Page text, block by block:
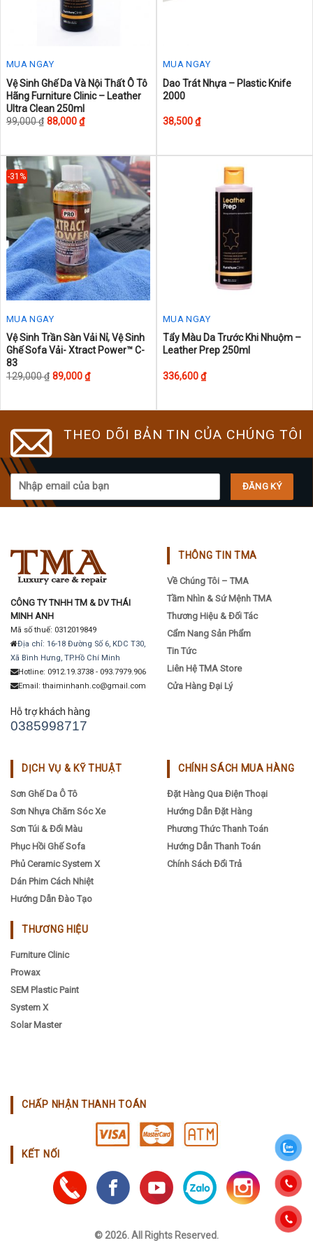
MUA NGAY
This
product
has
The
options
may
chosen
on
the
product
page
Vệ Sinh Ghế Da Và Nội Thất Ô Tô
Hãng Furniture Clinic – Leather
Ultra Clean 250ml
99,000₫ 88,000₫
MUA NGAY
Dao Trát Nhựa – Plastic Knife
2000
38,500₫
-31%
MUA NGAY
This
product
has
options
may
be
chosen
on
page
Vệ Sinh Trần Sàn Vải Nỉ, Vệ Sinh
Ghế Sofa Vải- Xtract Power™ C-
83
129,000₫ 89,000₫
MUA NGAY
This
product
has
options
on
page
Tẩy Màu Da Trước Khi Nhuộm –
Leather Prep 250ml
336,600₫
THEO DÕI BẢN TIN CỦA CHÚNG TÔI
CÔNG TY TNHH TM & DV THÁI
MINH ANH
Mã số thuế: 0312019849
Địa chỉ: 16-18 Đường Số 6, KDC T30,
Xã Bình Hưng, TP.Hồ Chí Minh
Hotline: 0912.19.3738 - 093.7979.906
Email: thaiminhanh.co@gmail.com
Hỗ trợ khách hàng
0385998717
THÔNG TIN TMA
Về Chúng Tôi – TMA
Tầm Nhìn & Sứ Mệnh TMA
Thương Hiệu & Đối Tác
Cẩm Nang Sản Phẩm
Tin Tức
Liên Hệ TMA Store
Cửa Hàng Đại Lý
DỊCH VỤ & KỸ THUẬT
Sơn Ghế Da Ô Tô
Sơn Nhựa Chăm Sóc Xe
Sơn Túi & Đổi Màu
Phục Hồi Ghế Sofa
Phủ Ceramic System X
Dán Phim Cách Nhiệt
Hướng Dẫn Đào Tạo
CHÍNH SÁCH MUA HÀNG
Đặt Hàng Qua Điện Thoại
Hướng Dẫn Đặt Hàng
Phương Thức Thanh Toán
Hướng Dẫn Thanh Toán
Chính Sách Đổi Trả
THƯƠNG HIỆU
Furniture Clinic
Prowax
SEM Plastic Paint
System X
Solar Master
© 2026. All Rights Reserved.
CHẤP NHẬN THANH TOÁN
KẾT NỐI